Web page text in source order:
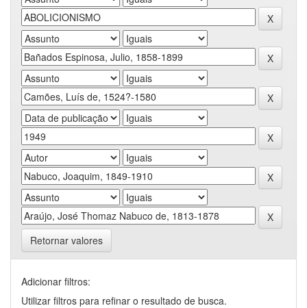
Retornar valores
Adicionar filtros:
Utilizar filtros para refinar o resultado de busca.